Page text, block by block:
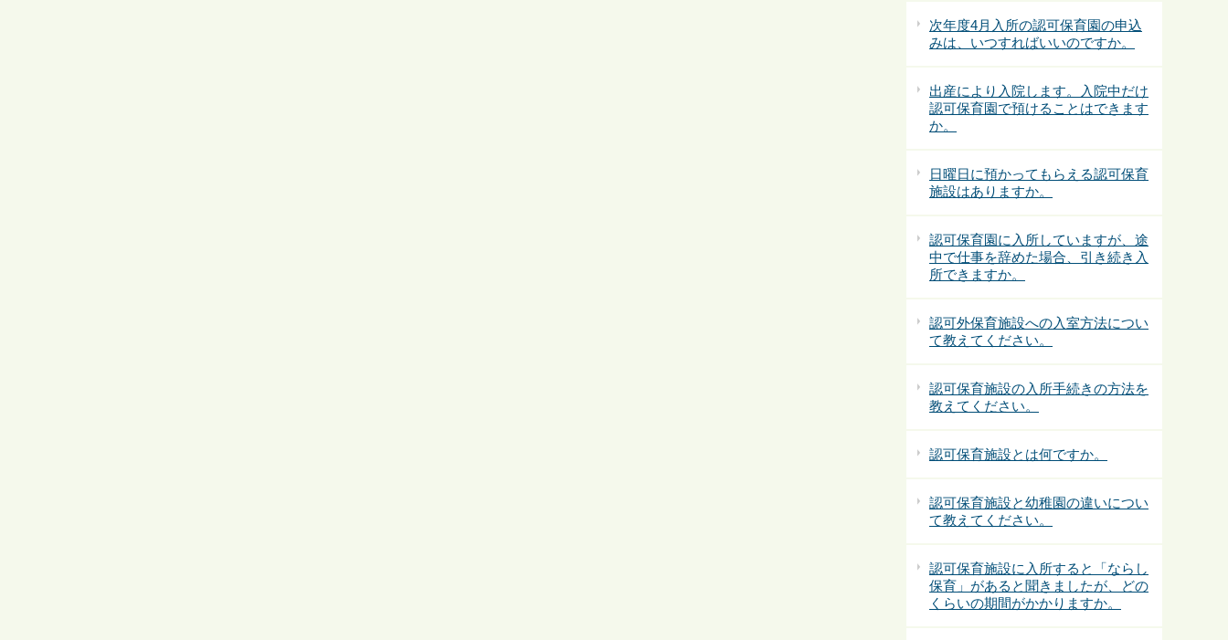
次年度4月入所の認可保育園の申込
みは、いつすればいいのですか。
出産により入院します。入院中だけ
認可保育園で預けることはできます
か。
日曜日に預かってもらえる認可保育
施設はありますか。
認可保育園に入所していますが、途
中で仕事を辞めた場合、引き続き入
所できますか。
認可外保育施設への入室方法につい
て教えてください。
認可保育施設の入所手続きの方法を
教えてください。
認可保育施設とは何ですか。
認可保育施設と幼稚園の違いについ
て教えてください。
認可保育施設に入所すると「ならし
保育」があると聞きましたが、どの
くらいの期間がかかりますか。